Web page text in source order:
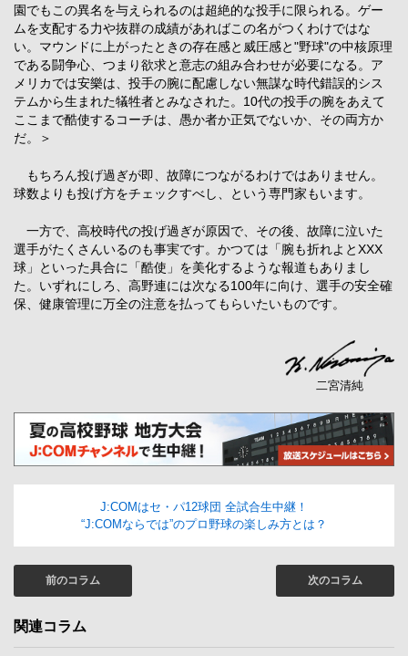
園でもこの異名を与えられるのは超絶的な投手に限られる。ゲー
ムを支配する力や抜群の成績があればこの名がつくわけではな
い。マウンドに上がったときの存在感と威圧感と"野球"の中核原理
である闘争心、つまり欲求と意志の組み合わせが必要になる。ア
メリカでは安樂は、投手の腕に配慮しない無謀な時代錯誤的シス
テムから生まれた犠牲者とみなされた。10代の投手の腕をあえて
ここまで酷使するコーチは、愚か者か正気でないか、その両方か
だ。＞
もちろん投げ過ぎが即、故障につながるわけではありません。
球数よりも投げ方をチェックすべし、という専門家もいます。
一方で、高校時代の投げ過ぎが原因で、その後、故障に泣いた
選手がたくさんいるのも事実です。かつては「腕も折れよとXXX
球」といった具合に「酷使」を美化するような報道もありまし
た。いずれにしろ、高野連には次なる100年に向け、選手の安全確
保、健康管理に万全の注意を払ってもらいたいものです。
二宮清純
J:COMはセ・パ12球団 全試合生中継！
“J:COMならでは”のプロ野球の楽しみ方とは？
前のコラム 次のコラム
関連コラム